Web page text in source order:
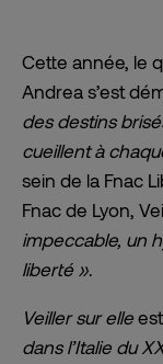
Cette année, le
Andrea s’est
des destins
cueillent à
sein de la Fnac
Fnac de Lyon,
impeccable, un
liberté ».
Veiller sur elle
dans l’Italie du